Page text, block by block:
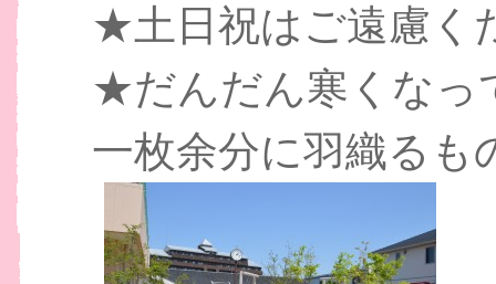
★土日祝はご遠慮く
★だんだん寒くなっ
一枚余分に羽織る